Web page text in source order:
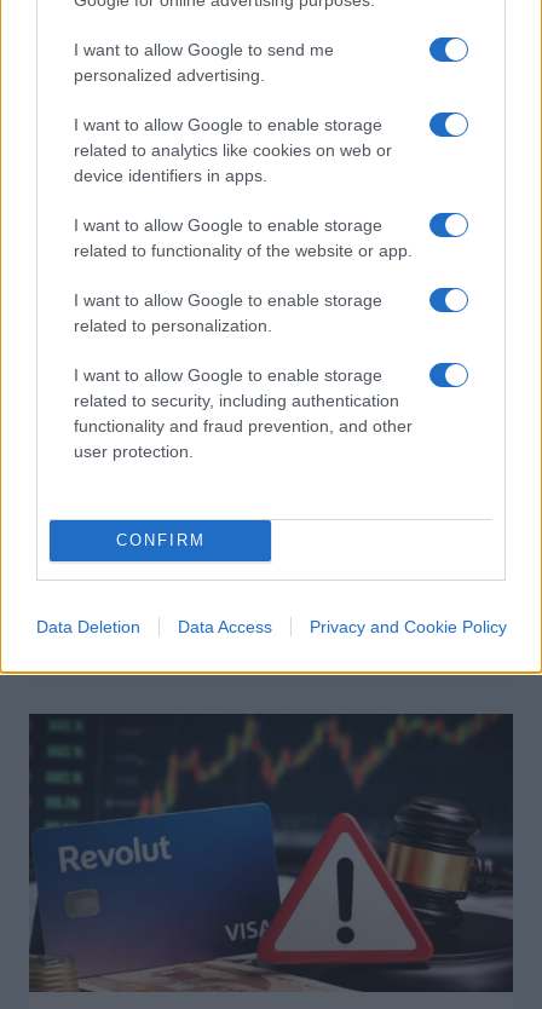
I want to allow Google to send me
personalized advertising.
I want to allow Google to enable storage
related to analytics like cookies on web or
device identifiers in apps.
I want to allow Google to enable storage
related to functionality of the website or app.
I want to allow Google to enable storage
related to personalization.
I want to allow Google to enable storage
related to security, including authentication
functionality and fraud prevention, and other
user protection.
CONFIRM
Data Deletion Data Access Privacy and Cookie Policy
nuove aggregazioni”
29 Maggio 2026, 12:30
Panetta: “L’Italia rischia la trappola
della bassa crescita”
di Enrico Foscarini
29 Maggio 2026, 10:35
4.5k